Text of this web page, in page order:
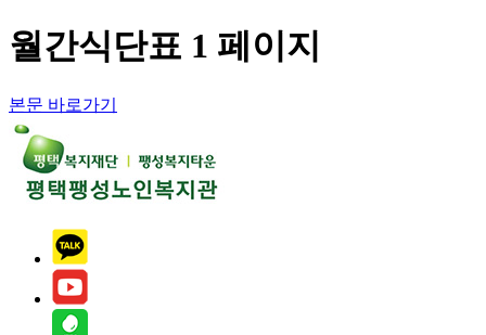
월간식단표 1 페이지
본문 바로가기